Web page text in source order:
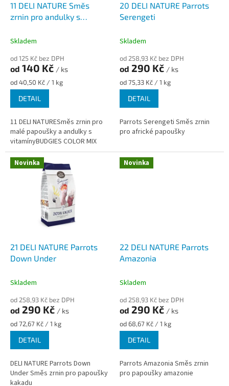
11 DELI NATURE Směs
zrnin pro andulky s
Skladem
od 125 Kč bez DPH
od 140 Kč / ks
Měrná
cena:
od 40,50 Kč / 1 kg
DETAIL
11 DELI NATURESměs zrnin pro
malé papoušky a andulky s
vitamínyBUDGIES COLOR MIX
20 DELI NATURE Parrots
Serengeti
Skladem
od 258,93 Kč bez DPH
od 290 Kč / ks
Měrná
cena:
od 75,33 Kč / 1 kg
DETAIL
Parrots Serengeti Směs zrnin
pro africké papoušky
Novinka
21 DELI NATURE Parrots
Down Under
Skladem
od 258,93 Kč bez DPH
od 290 Kč / ks
Měrná
cena:
od 72,67 Kč / 1 kg
DETAIL
DELI NATURE Parrots Down
Under Směs zrnin pro papoušky
kakadu
Novinka
22 DELI NATURE Parrots
Amazonia
Skladem
od 258,93 Kč bez DPH
od 290 Kč / ks
Měrná
cena:
od 68,67 Kč / 1 kg
DETAIL
Parrots Amazonia Směs zrnin
pro papoušky amazonie